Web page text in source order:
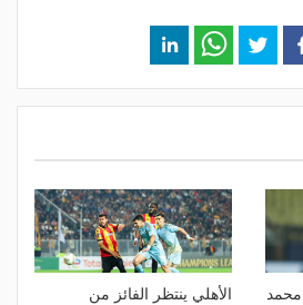
محمد
الأهلي ينتظر الفائز من